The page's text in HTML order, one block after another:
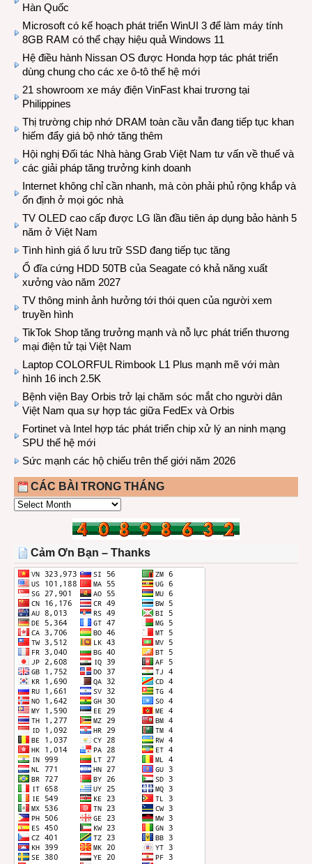
Hàn Quốc
Microsoft có kế hoạch phát triển WinUI 3 để làm máy tính
8GB RAM có thể chạy hiệu quả Windows 11
Hệ điều hành Nissan OS được Honda hợp tác phát triển
dùng chung cho các xe ô-tô thế hệ mới
21 showroom xe máy điện VinFast khai trương tại
Philippines
Thị trường chip nhớ DRAM toàn cầu vẫn đang tiếp tục khan
hiếm đẩy giá bộ nhớ tăng thêm
Hội nghị Đối tác Nhà hàng Grab Việt Nam tư vấn về thuế và
các giải pháp tăng trưởng kinh doanh
Internet không chỉ cần nhanh, mà còn phải phủ rộng khắp và
ổn định ở mọi góc nhà
TV OLED cao cấp được LG lần đầu tiên áp dụng bảo hành 5
năm ở Việt Nam
Tình hình giá ổ lưu trữ SSD đang tiếp tục tăng
Ổ đĩa cứng HDD 50TB của Seagate có khả năng xuất
xưởng vào năm 2027
TV thông minh ảnh hưởng tới thói quen của người xem
truyền hình
TikTok Shop tăng trưởng mạnh và nỗ lực phát triển thương
mại điện tử tại Việt Nam
Laptop COLORFUL Rimbook L1 Plus mạnh mẽ với màn
hình 16 inch 2.5K
Bệnh viện Bay Orbis trở lại chăm sóc mắt cho người dân
Việt Nam qua sự hợp tác giữa FedEx và Orbis
Fortinet và Intel hợp tác phát triển chip xử lý an ninh mạng
SPU thế hệ mới
Sức mạnh các hộ chiếu trên thế giới năm 2026
CÁC BÀI TRONG THÁNG
CÁC
THÁNG
Cảm Ơn Bạn – Thanks